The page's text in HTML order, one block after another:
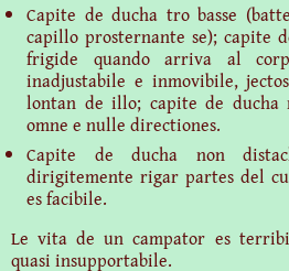
Capite de ducha tro basse
capillo prosternante se); capite
frigide quando arriva al
inadjustabile e inmovibile,
lontan de illo; capite de
omne e nulle directiones.
Capite de ducha non
dirigitemente rigar partes del
es facibile.
Le vita de un campator es
quasi insupportabile.